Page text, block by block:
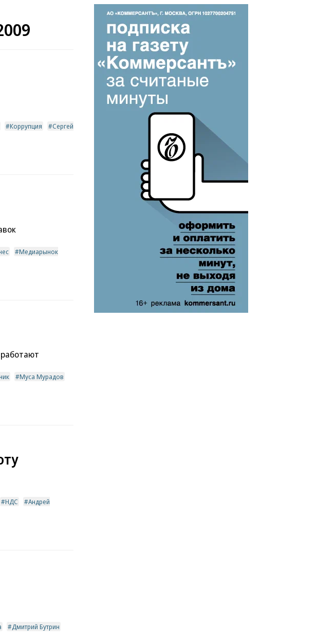
Коррупция
Сергей
Медиарынок
Муса Мурадов
НДС
Андрей
Дмитрий Бутрин